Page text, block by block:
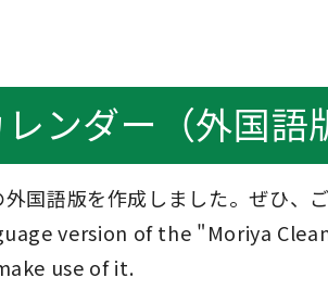
ンダー（外国語
国語版を作成しました。ぜひ、
version of the "Moriya
use of it.